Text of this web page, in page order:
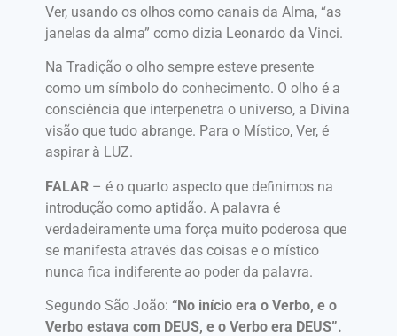
Ver, usando os olhos como canais da Alma, “as
janelas da alma” como dizia Leonardo da Vinci.
Na Tradição o olho sempre esteve presente
como um símbolo do conhecimento. O olho é a
consciência que interpenetra o universo, a Divina
visão que tudo abrange. Para o Místico, Ver, é
aspirar à LUZ.
FALAR – é o quarto aspecto que definimos na
introdução como aptidão. A palavra é
verdadeiramente uma força muito poderosa que
se manifesta através das coisas e o místico
nunca fica indiferente ao poder da palavra.
Segundo São João: “No início era o Verbo, e o
Verbo estava com DEUS, e o Verbo era DEUS”.